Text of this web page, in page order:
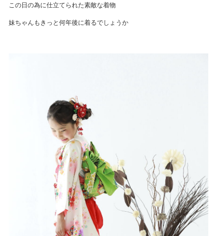
この日の為に仕立てられた素敵な着物
妹ちゃんもきっと何年後に着るでしょうか